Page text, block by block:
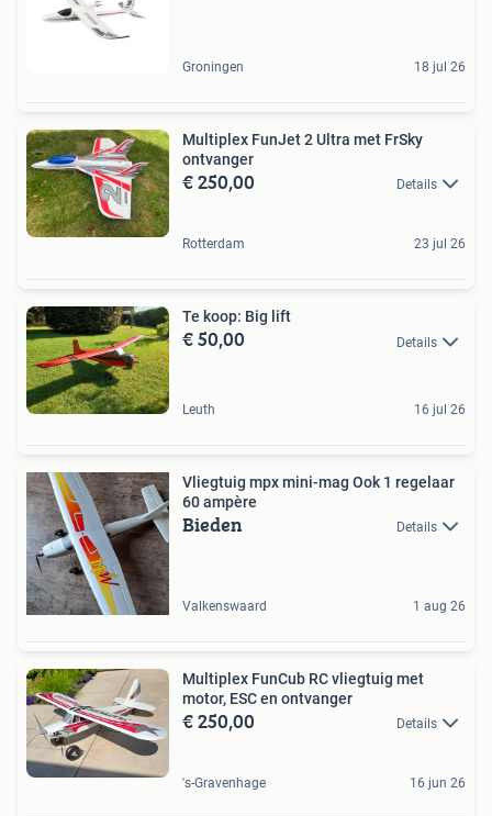
Groningen 18 jul 26
Multiplex FunJet 2 Ultra met FrSky
ontvanger
€ 250,00 Details
Rotterdam 23 jul 26
Te koop: Big lift
€ 50,00 Details
Leuth 16 jul 26
Vliegtuig mpx mini-mag Ook 1 regelaar
60 ampère
Bieden Details
Valkenswaard 1 aug 26
Multiplex FunCub RC vliegtuig met
motor, ESC en ontvanger
€ 250,00 Details
's-Gravenhage 16 jun 26